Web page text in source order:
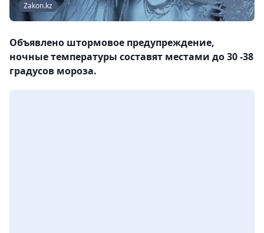
Zakon.kz
Объявлено штормовое предупреждение,
ночные температуры составят местами до 30 -38
градусов мороза.